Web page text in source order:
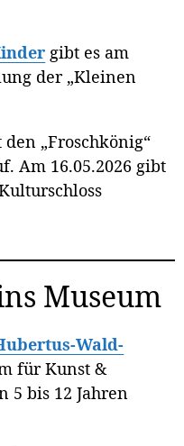
gibt es am
der „Kleinen
„Froschkönig“
Am 16.05.2026 gibt
Museum
Wald-
für Kunst &
5 bis 12 Jahren